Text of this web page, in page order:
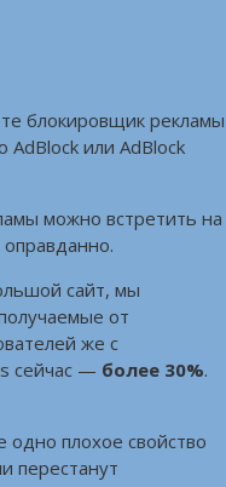
блокировщик рекламы
AdBlock или AdBlock
можно встретить на
сайт, мы
от
же с
сейчас — более 30%.
плохое свойство
перестанут